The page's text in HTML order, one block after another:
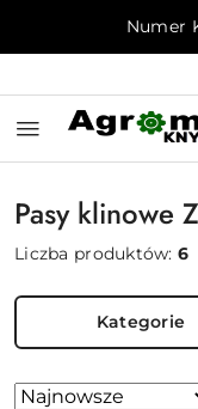
Przejdź do
Przejdź do
Przejdź do
Przejdź do
Przejdź doNumer
Pasy klinowe
Liczba produktów:6
Kategorie
Zastosowano
Sortuj